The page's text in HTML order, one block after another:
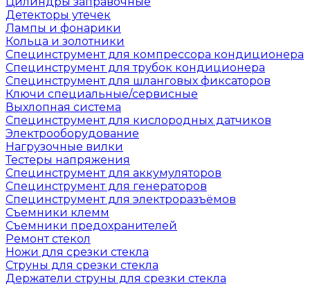
Детекторы утечек
Лампы и фонарики
Кольца и золотники
Специнструмент для компрессора кондиционера
Специнструмент для трубок кондиционера
Специнструмент для шланговых фиксаторов
Ключи специальные/сервисные
Выхлопная система
Специнструмент для кислородных датчиков
Электрооборудование
Нагрузочные вилки
Тестеры напряжения
Специнструмент для аккумуляторов
Специнструмент для генераторов
Специнструмент для электроразъёмов
Съемники клемм
Съемники предохранителей
Ремонт стекол
Ножи для срезки стекла
Струны для срезки стекла
Держатели струны для срезки стекла